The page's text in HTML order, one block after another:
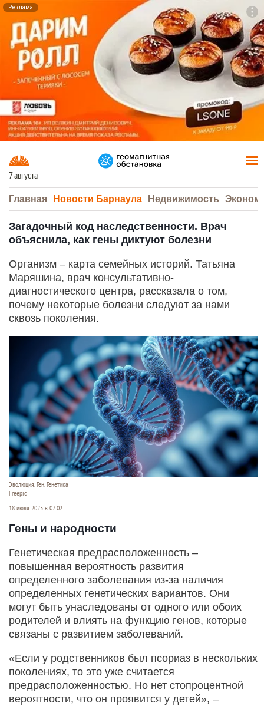
Реклама
7 августа
Главная Новости Барнаула Недвижимость
Загадочный код наследственности. Врач
объяснила, как гены диктуют болезни
Организм – карта семейных историй. Татьяна
Маряшина, врач консультативно-
диагностического центра, рассказала о том,
почему некоторые болезни следуют за нами
сквозь поколения.
Эволюция. Ген. Генетика
Freepic
18 июля 2025 в 07:02
Гены и народности
Генетическая предрасположенность –
повышенная вероятность развития
определенного заболевания из-за наличия
определенных генетических вариантов. Они
могут быть унаследованы от одного или обоих
родителей и влиять на функцию генов, которые
связаны с развитием заболеваний.
«Если у родственников был псориаз в нескольких
поколениях, то это уже считается
предрасположенностью. Но нет стопроцентной
вероятности, что он проявится у детей», –